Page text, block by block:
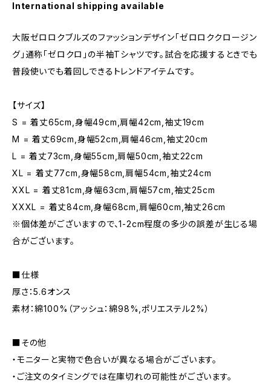
International shipping available
大阪ゼロロクブルズのファッションデザイン「ゼロロククロージン
グ」通称「ゼロクロ」の半袖Tシャツです。試合を応援するときでも
普段使いでも着回しできるトレンドアイテムです。
【サイズ】
S = 着丈65cm,身幅49cm,肩幅42cm,袖丈19cm
M = 着丈69cm,身幅52cm,肩幅46cm,袖丈20cm
L = 着丈73cm,身幅55cm,肩幅50cm,袖丈22cm
XL = 着丈77cm,身幅58cm,肩幅54cm,袖丈24cm
XXL = 着丈81cm,身幅63cm,肩幅57cm,袖丈25cm
XXXL = 着丈84cm,身幅68cm,肩幅60cm,袖丈26cm
※個体差がございますので、1-2cm程度の多少の誤差が生じる場
合がございます。
■仕様
厚さ：5.6オンス
素材：綿100%（アッシュ：綿98%,ポリエステル2%）
■その他
・モニターと実物で色合いが異なる場合がございます。
・ご注文のタイミングでは在庫切れの可能性がございます。